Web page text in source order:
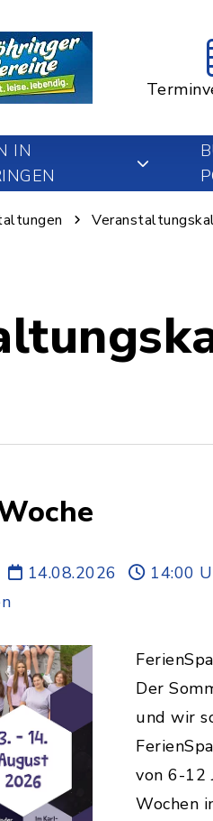
IN
14.08.2026
14:00
Der
und wir
von 6-12
Wochen